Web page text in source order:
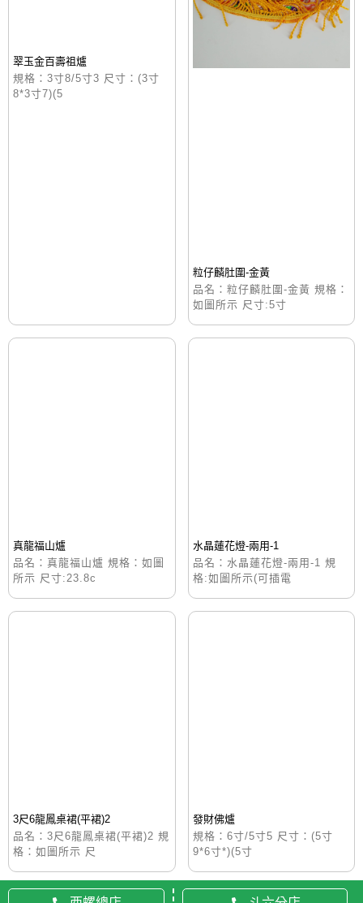
翠玉金百壽祖爐
規格：3寸8/5寸3 尺寸：(3寸
8*3寸7)(5
粒仔麟肚圍-金黃
品名：粒仔麟肚圍-金黃 規格：
如圖所示 尺寸:5寸
真龍福山爐
品名：真龍福山爐 規格：如圖
所示 尺寸:23.8c
水晶蓮花燈-兩用-1
品名：水晶蓮花燈-兩用-1 規
格:如圖所示(可插電
3尺6龍鳳桌裙(平裙)2
品名：3尺6龍鳳桌裙(平裙)2 規
格：如圖所示 尺
發財佛爐
規格：6寸/5寸5 尺寸：(5寸
9*6寸*)(5寸